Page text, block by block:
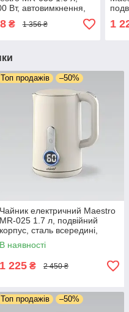
Вт, автовимкнення,
від перегрівання,
₴ 1 356 ₴ 1
Топ продажів –50%
Чайник електричний Maestro
MR-025 1.7 л, подвійний
корпус, сталь всередині,
сенсорне керування
В наявності
1 225 ₴ 2 450 ₴
Топ продажів –50%